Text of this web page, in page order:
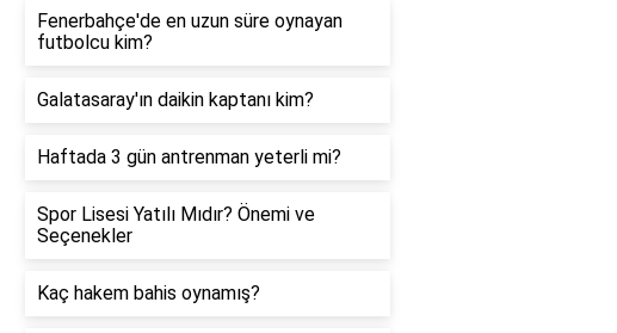
Fenerbahçe'de en uzun süre oynayan
futbolcu kim?
Galatasaray'ın daikin kaptanı kim?
Haftada 3 gün antrenman yeterli mi?
Spor Lisesi Yatılı Mıdır? Önemi ve
Seçenekler
Kaç hakem bahis oynamış?